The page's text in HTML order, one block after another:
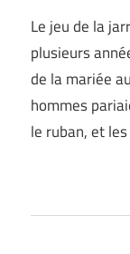
Le jeu de la
plusieurs
de la mariée
hommes
le ruban, et